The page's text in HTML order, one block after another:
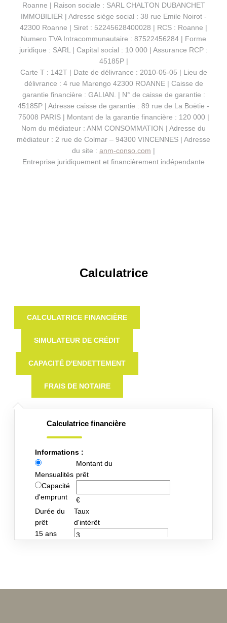
Roanne | Raison sociale : SARL CHALTON DUBANCHET
IMMOBILIER | Adresse siège social : 38 rue Emile Noirot -
42300 Roanne | Siret : 52245628400028 | RCS : Roanne |
Numero TVA Intracommunautaire : 87522456284 | Forme
juridique : SARL | Capital social : 10 000 | Assurance RCP :
45185P |
Carte T : 142T | Date de délivrance : 2010-05-05 | Lieu de
délivrance : 4 rue Marengo 42300 ROANNE | Caisse de
garantie financière : GALIAN. | N° de caisse de garantie :
45185P | Adresse caisse de garantie : 89 rue de La Boëtie -
75008 PARIS | Montant de la garantie financière : 120 000 |
Nom du médiateur : ANM CONSOMMATION | Adresse du
médiateur : 2 rue de Colmar – 94300 VINCENNES | Adresse
du site : anm-conso.com |
Entreprise juridiquement et financièrement indépendante
Calculatrice
CALCULATRICE FINANCIÈRE
SIMULATEUR DE CRÉDIT
CAPACITÉ D'ENDETTEMENT
FRAIS DE NOTAIRE